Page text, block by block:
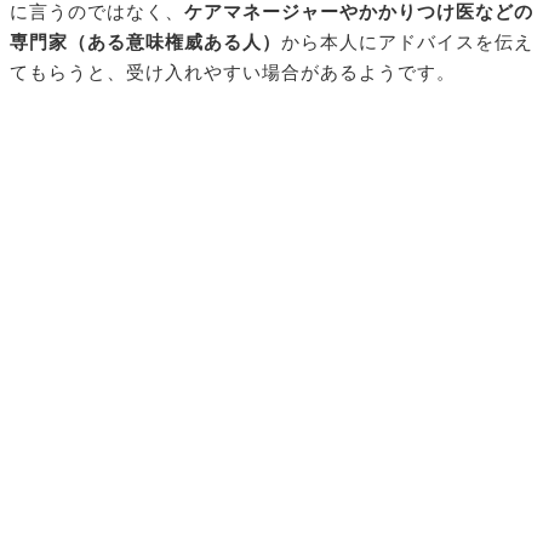
に言うのではなく、 ケアマネージャーやかかりつけ医などの
専門家（ある意味権威ある人） から本人にアドバイスを伝え
てもらうと、受け入れやすい場合があるようです。